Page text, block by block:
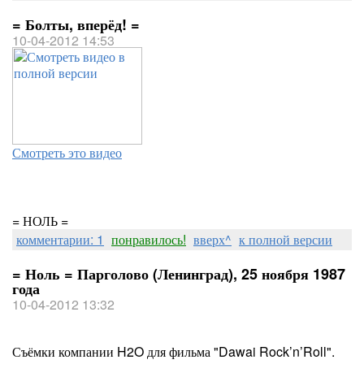
= Болты, вперёд! =
10-04-2012 14:53
Смотреть это видео
= НОЛЬ =
комментарии: 1 понравилось! вверх^ к полной версии
= Ноль = Парголово (Ленинград), 25 ноября 1987
года
10-04-2012 13:32
Съёмки компании H2O для фильма "Dawai Rock’n’Roll".